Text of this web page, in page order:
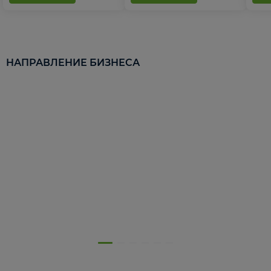
НАПРАВЛЕНИЕ БИЗНЕСА